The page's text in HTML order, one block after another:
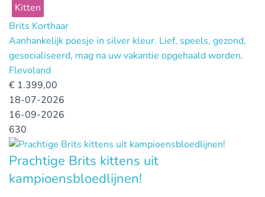
Kitten
Brits Korthaar
Aanhankelijk poesje in silver kleur. Lief, speels, gezond,
gesocialiseerd, mag na uw vakantie opgehaald worden.
Flevoland
€ 1.399,00
18-07-2026
16-09-2026
630
Prachtige Brits kittens uit
kampioensbloedlijnen!